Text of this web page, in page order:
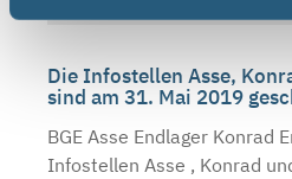
Die Infostellen Asse,
sind am 31. Mai 2019
BGE Asse Endlager Konrad
Infostellen Asse , Konrad